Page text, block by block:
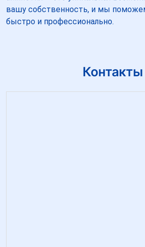
вашу собственность, и мы
быстро и профессионально.
Контакты